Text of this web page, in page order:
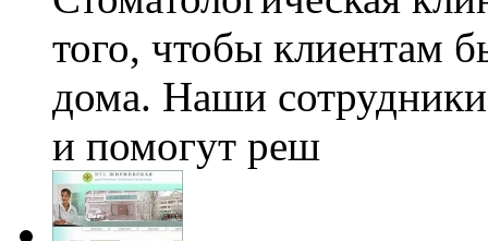
того, чтобы клиентам
дома. Наши
и помогут реш